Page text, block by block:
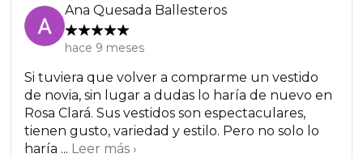
Ana Quesada Ballesteros
hace 9 meses
Si tuviera que volver a comprarme un vestido
de novia, sin lugar a dudas lo haría de nuevo en
Rosa Clará. Sus vestidos son espectaculares,
tienen gusto, variedad y estilo. Pero no solo lo
haría ... Leer más ›